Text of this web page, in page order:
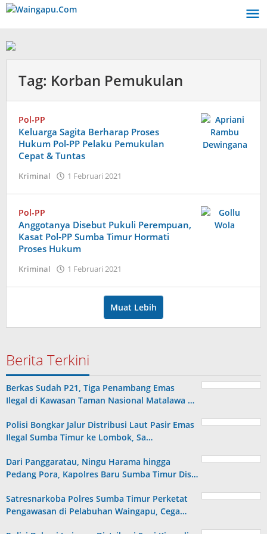
Lewati
konten
Tag: Korban Pemukulan
Pol-PP
Keluarga Sagita Berharap Proses
Hukum Pol-PP Pelaku Pemukulan
Cepat & Tuntas
Kriminal 1 Februari 2021
Pol-PP
Anggotanya Disebut Pukuli Perempuan,
Kasat Pol-PP Sumba Timur Hormati
Proses Hukum
Kriminal 1 Februari 2021
Muat Lebih
Berita Terkini
Berkas Sudah P21, Tiga Penambang Emas
Ilegal di Kawasan Taman Nasional Matalawa …
Polisi Bongkar Jalur Distribusi Laut Pasir Emas
Ilegal Sumba Timur ke Lombok, Sa…
Dari Panggaratau, Ningu Harama hingga
Pedang Pora, Kapolres Baru Sumba Timur Dis…
Satresnarkoba Polres Sumba Timur Perketat
Pengawasan di Pelabuhan Waingapu, Cega…